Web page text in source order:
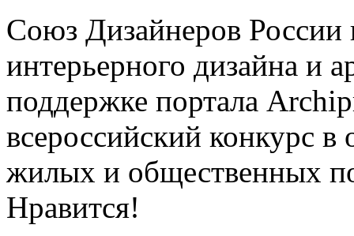
Союз Дизайнеров России
интерьерного дизайна и
поддержке портала
всероссийский конкурс в
жилых и общественных
Нравится!